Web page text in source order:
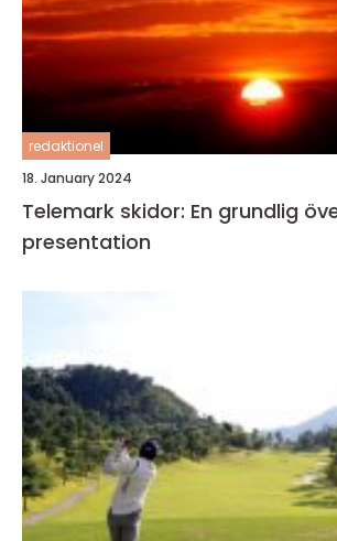
redaktionel
18. January 2024
Telemark skidor: En grundlig
presentation